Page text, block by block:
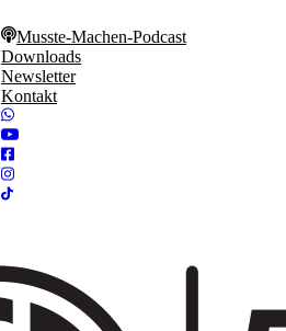
Musste-Machen-Podcast
Downloads
Newsletter
Kontakt